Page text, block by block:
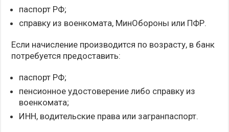
паспорт РФ;
справку из военкомата, МинОбороны или ПФР.
Если начисление производится по возрасту, в банк
потребуется предоставить:
паспорт РФ;
пенсионное удостоверение либо справку из
военкомата;
ИНН, водительские права или загранпаспорт.